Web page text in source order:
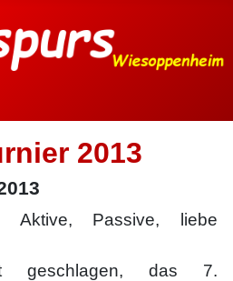
2013
Aktive, Passive, liebe
geschlagen, das 7.